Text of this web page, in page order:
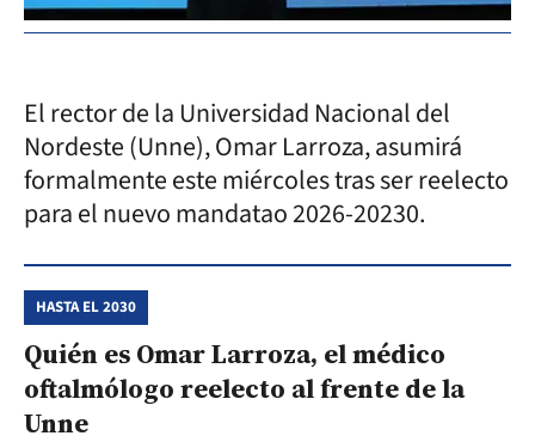
El rector de la Universidad Nacional del
Nordeste (Unne), Omar Larroza, asumirá
formalmente este miércoles tras ser reelecto
para el nuevo mandatao 2026-20230.
HASTA EL 2030
Quién es Omar Larroza, el médico
oftalmólogo reelecto al frente de la
Unne